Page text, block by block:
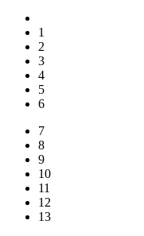
1
2
3
4
5
6
7
8
9
10
11
12
13